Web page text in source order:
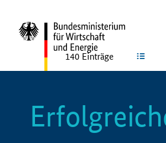
140 Einträge